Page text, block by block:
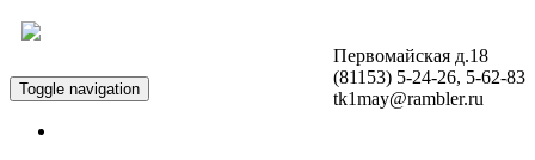
Первомайская д.18
(81153) 5-24-26, 5-62-83
tk1may@rambler.ru
Toggle navigation